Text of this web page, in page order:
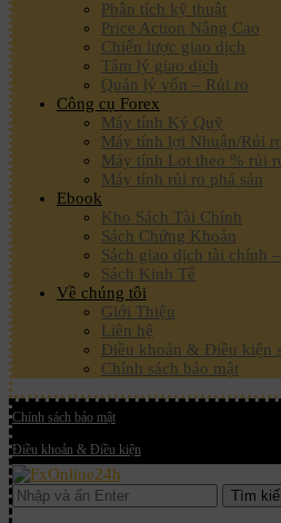
Phân tích kỹ thuật
Price Action Nâng Cao
Chiến lược giao dịch
Tâm lý giao dịch
Quản lý vốn – Rủi ro
Công cụ Forex
Máy tính Ký Quỹ
Máy tính lợi Nhuận/Rủi
Máy tính Lot theo % rủi
Máy tính rủi ro phá sản
Ebook
Kho Sách Tài Chính
Sách Chứng Khoán
Sách giao dịch tài chính
Sách Kinh Tế
Về chúng tôi
Giới Thiệu
Liên hệ
Điều khoản & Điều kiện
Chính sách bảo mật
Chính sách bảo mật
Điều khoản & Điều kiện
Tìm